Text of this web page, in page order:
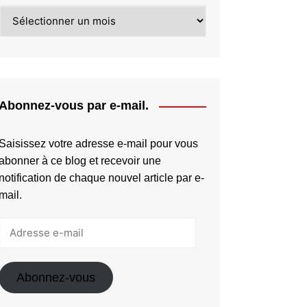
diminuer
vous par e-mail.
Saisissez votre adresse e-mail pour vous
à ce blog et recevoir une
notification de chaque nouvel article par e-
mail.
Abonnez-vous